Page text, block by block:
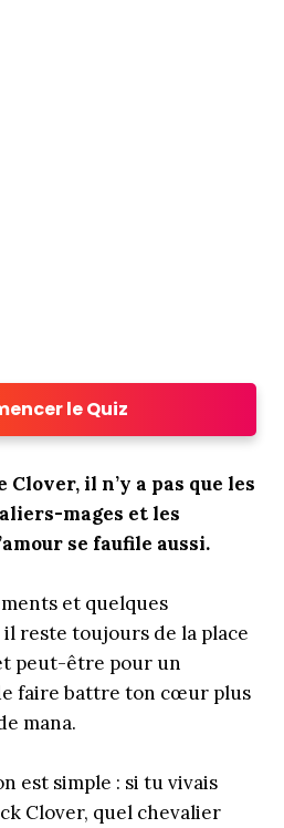
le Quiz
Clover, il n’y a pas que les
mages et les
se faufile aussi.
et quelques
reste toujours de la place
peut-être pour un
faire battre ton cœur plus
mana.
est simple : si tu vivais
Clover, quel chevalier